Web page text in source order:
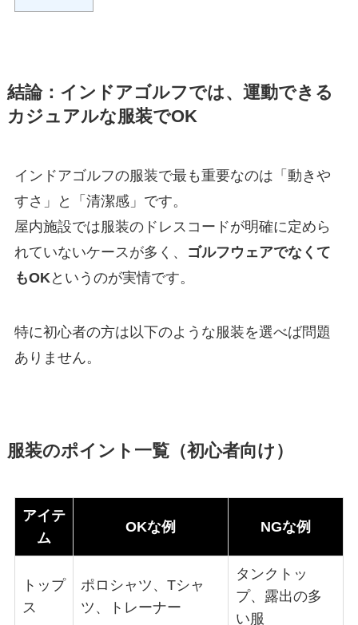
結論：インドアゴルフでは、運動できる
カジュアルな服装でOK
インドアゴルフの服装で最も重要なのは「動きや
すさ」と「清潔感」です。
屋内施設では服装のドレスコードが明確に定めら
れていないケースが多く、
ゴルフウェアでなくて
もOKというのが実情です。
特に初心者の方は以下のような服装を選べば問題
ありません。
服装のポイント一覧（初心者向け）
アイテ
ム
OKな例 NGな例
トップ
ス
ポロシャツ、Tシャ
ツ、トレーナー
タンクトッ
プ、露出の多
い服